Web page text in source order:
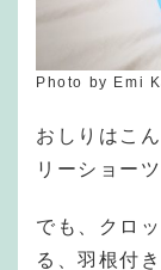
Photo by Emi
おしりはこ
リーショー
でも、クロ
る、羽根付